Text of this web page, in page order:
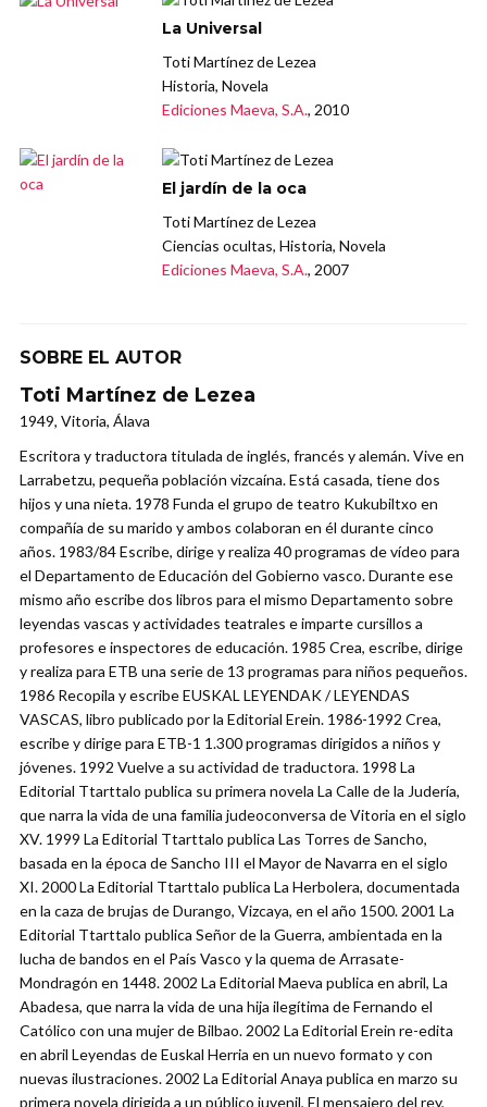
La Universal
Toti Martínez de Lezea
Historia, Novela
Ediciones Maeva, S.A., 2010
El jardín de la oca
Toti Martínez de Lezea
Ciencias ocultas, Historia, Novela
Ediciones Maeva, S.A., 2007
SOBRE EL AUTOR
Toti Martínez de Lezea
1949, Vitoria, Álava
Escritora y traductora titulada de inglés, francés y alemán. Vive en
Larrabetzu, pequeña población vizcaína. Está casada, tiene dos
hijos y una nieta. 1978 Funda el grupo de teatro Kukubiltxo en
compañía de su marido y ambos colaboran en él durante cinco
años. 1983/84 Escribe, dirige y realiza 40 programas de vídeo para
el Departamento de Educación del Gobierno vasco. Durante ese
mismo año escribe dos libros para el mismo Departamento sobre
leyendas vascas y actividades teatrales e imparte cursillos a
profesores e inspectores de educación. 1985 Crea, escribe, dirige
y realiza para ETB una serie de 13 programas para niños pequeños.
1986 Recopila y escribe EUSKAL LEYENDAK / LEYENDAS
VASCAS, libro publicado por la Editorial Erein. 1986-1992 Crea,
escribe y dirige para ETB-1 1.300 programas dirigidos a niños y
jóvenes. 1992 Vuelve a su actividad de traductora. 1998 La
Editorial Ttarttalo publica su primera novela La Calle de la Judería,
que narra la vida de una familia judeoconversa de Vitoria en el siglo
XV. 1999 La Editorial Ttarttalo publica Las Torres de Sancho,
basada en la época de Sancho III el Mayor de Navarra en el siglo
XI. 2000 La Editorial Ttarttalo publica La Herbolera, documentada
en la caza de brujas de Durango, Vizcaya, en el año 1500. 2001 La
Editorial Ttarttalo publica Señor de la Guerra, ambientada en la
lucha de bandos en el País Vasco y la quema de Arrasate-
Mondragón en 1448. 2002 La Editorial Maeva publica en abril, La
Abadesa, que narra la vida de una hija ilegítima de Fernando el
Católico con una mujer de Bilbao. 2002 La Editorial Erein re-edita
en abril Leyendas de Euskal Herria en un nuevo formato y con
nuevas ilustraciones. 2002 La Editorial Anaya publica en marzo su
primera novela dirigida a un público juvenil, El mensajero del rey,